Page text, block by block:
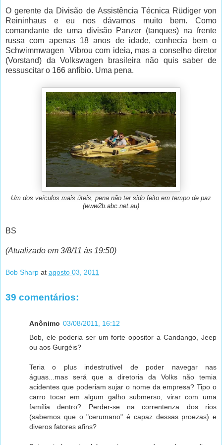
O gerente da Divisão de Assistência Técnica Rüdiger von
Reininhaus e eu nos dávamos muito bem. Como
comandante de uma divisão Panzer (tanques) na frente
russa com apenas 18 anos de idade, conhecia bem o
Schwimmwagen Vibrou com ideia, mas a conselho diretor
(Vorstand) da Volkswagen brasileira não quis saber de
ressuscitar o 166 anfíbio. Uma pena.
Um dos veículos mais úteis, pena não ter sido feito em tempo de paz
(www2b.abc.net.au)
BS
(Atualizado em 3/8/11 às 19:50)
Bob Sharp at agosto 03, 2011
39 comentários:
Anônimo 03/08/2011, 16:12
Bob, ele poderia ser um forte opositor a Candango, Jeep
ou aos Gurgéis?
Teria o plus indestrutível de poder navegar nas
águas...mas será que a diretoria da Volks não temia
acidentes que poderiam sujar o nome da empresa? Tipo o
carro tocar em algum galho submerso, virar com uma
família dentro? Perder-se na correntenza dos rios
(sabemos que o "cerumano" é capaz dessas proezas) e
diveros fatores afins?